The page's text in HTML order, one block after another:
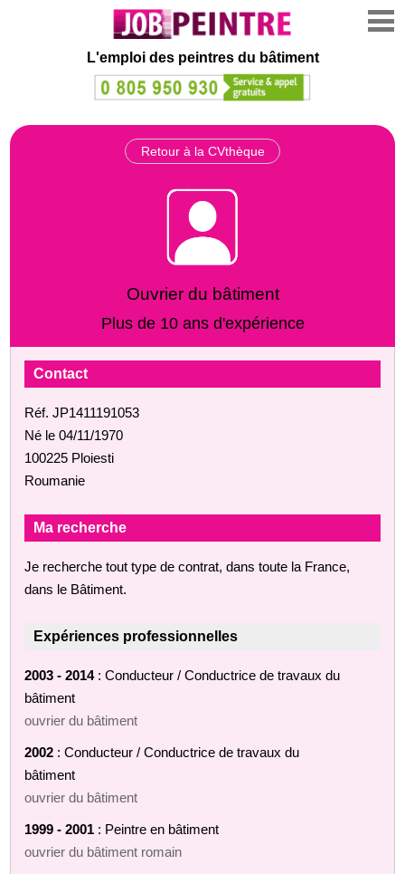
L'emploi des peintres du bâtiment
Retour à la CVthèque
Ouvrier du bâtiment
Plus de 10 ans d'expérience
Contact
Réf. JP1411191053
Né le 04/11/1970
100225 Ploiesti
Roumanie
Ma recherche
Je recherche tout type de contrat, dans toute la France,
dans le Bâtiment.
Expériences professionnelles
2003 - 2014: Conducteur / Conductrice de travaux du
bâtiment
ouvrier du bâtiment
2002 : Conducteur / Conductrice de travaux du
bâtiment
ouvrier du bâtiment
1999 - 2001 : Peintre en bâtiment
ouvrier du bâtiment romain